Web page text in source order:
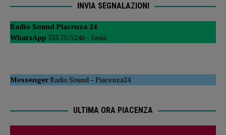
INVIA SEGNALAZIONI
Radio Sound Piacenza 24
WhatsApp 333 7575246 – Invia
MessengerRadio Sound –Piacenza24
ULTIMA ORA PIACENZA